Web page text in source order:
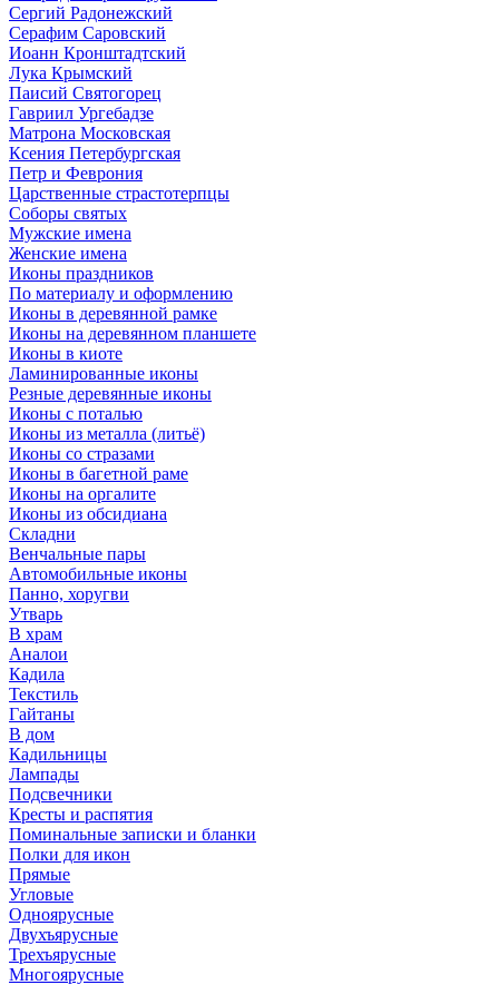
Сергий Радонежский
Серафим Саровский
Иоанн Кронштадтский
Лука Крымский
Паисий Святогорец
Гавриил Ургебадзе
Матрона Московская
Ксения Петербургская
Петр и Феврония
Царственные страстотерпцы
Соборы святых
Мужские имена
Женские имена
Иконы праздников
По материалу и оформлению
Иконы в деревянной рамке
Иконы на деревянном планшете
Иконы в киоте
Ламинированные иконы
Резные деревянные иконы
Иконы с поталью
Иконы из металла (литьё)
Иконы со стразами
Иконы в багетной раме
Иконы на оргалите
Иконы из обсидиана
Складни
Венчальные пары
Автомобильные иконы
Панно, хоругви
Утварь
В храм
Аналои
Кадила
Текстиль
Гайтаны
В дом
Кадильницы
Лампады
Подсвечники
Кресты и распятия
Поминальные записки и бланки
Полки для икон
Прямые
Угловые
Одноярусные
Двухъярусные
Трехъярусные
Многоярусные